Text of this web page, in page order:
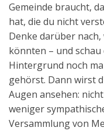
Gemeinde braucht,
hat, die du nicht
Denke darüber nach,
könnten – und
Hintergrund noch
gehörst. Dann wirst
Augen ansehen:
weniger
Versammlung von